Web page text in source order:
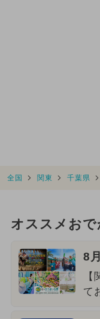
全国 関東 千葉県
オススメおで
8
て